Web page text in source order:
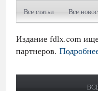
Все статьи Все
Издание fdlx.com
партнеров.